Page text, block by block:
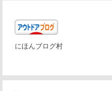
にほんブログ村